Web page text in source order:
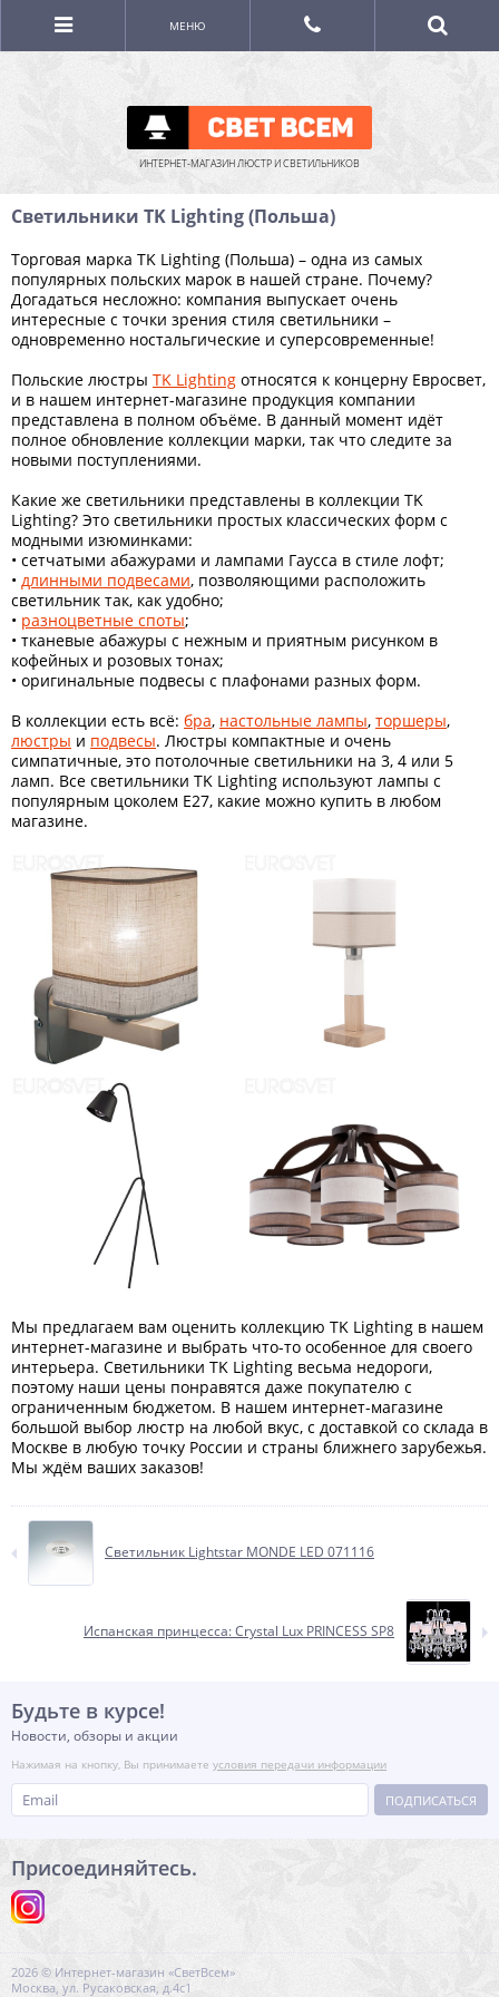
ИНТЕРНЕТ-МАГАЗИН ЛЮСТР И СВЕТИЛЬНИКОВ
МЕНЮ
Светильники TK Lighting (Польша)
Торговая марка TK Lighting (Польша) – одна из самых
популярных польских марок в нашей стране. Почему?
Догадаться несложно: компания выпускает очень
интересные с точки зрения стиля светильники –
одновременно ностальгические и суперсовременные!
Польские люстры TK Lighting относятся к концерну Евросвет,
и в нашем интернет-магазине продукция компании
представлена в полном объёме. В данный момент идёт
полное обновление коллекции марки, так что следите за
новыми поступлениями.
Какие же светильники представлены в коллекции TK
Lighting? Это светильники простых классических форм с
модными изюминками:
• сетчатыми абажурами и лампами Гаусса в стиле лофт;
• длинными подвесами, позволяющими расположить
светильник так, как удобно;
• разноцветные споты;
• тканевые абажуры с нежным и приятным рисунком в
кофейных и розовых тонах;
• оригинальные подвесы с плафонами разных форм.
В коллекции есть всё: бра, настольные лампы, торшеры,
люстры и подвесы. Люстры компактные и очень
симпатичные, это потолочные светильники на 3, 4 или 5
ламп. Все светильники TK Lighting используют лампы с
популярным цоколем Е27, какие можно купить в любом
магазине.
Мы предлагаем вам оценить коллекцию TK Lighting в нашем
интернет-магазине и выбрать что-то особенное для своего
интерьера. Светильники TK Lighting весьма недороги,
поэтому наши цены понравятся даже покупателю с
ограниченным бюджетом. В нашем интернет-магазине
большой выбор люстр на любой вкус, с доставкой со склада в
Москве в любую точку России и страны ближнего зарубежья.
Мы ждём ваших заказов!
Светильник Lightstar MONDE LED 071116
Испанская принцесса: Crystal Lux PRINCESS SP8
Будьте в курсе!
Новости, обзоры и акции
Нажимая на кнопку, Вы принимаете условия передачи информации
ПОДПИСАТЬСЯ
Присоединяйтесь.
2026 © Интернет-магазин «СветВсем»
Москва, ул. Русаковская, д.4с1